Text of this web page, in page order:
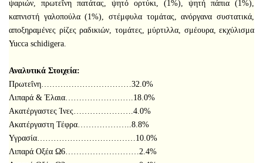
ψαριών, πρωτεΐνη πατάτας, ψητό ορτύκι, (1%), ψητή πάπια (1%),
καπνιστή γαλοπούλα (1%), στέμφυλα τομάτας, ανόργανα συστατικά,
αποξηραμένες ρίζες ραδικιών, τομάτες, μύρτιλλα, σμέουρα, εκχύλισμα
Yucca schidigera.
Αναλυτικά Στοιχεία:
Πρωτεΐνη……………………………32.0%
Λιπαρά & Έλαια…………………….18.0%
Ακατέργαστες Ίνες………………….4.0%
Ακατέργαστη Τέφρα………………..8.8%
Υγρασία………………………………10.0%
Λιπαρά Οξέα Ω6………………………2.4%